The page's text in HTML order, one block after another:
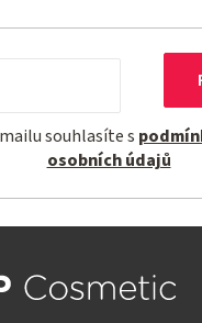
souhlasíte s
osobních údajů